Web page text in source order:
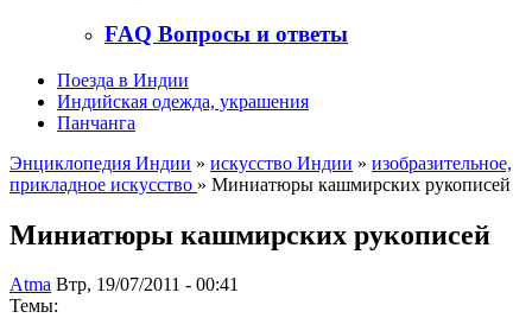
FAQ Вопросы и ответы
Поезда в Индии
Индийская одежда, украшения
Панчанга
Энциклопедия Индии » искусство Индии » изобразительное,
прикладное искусство » Миниатюры кашмирских рукописей
Миниатюры кашмирских рукописей
Atma Втр, 19/07/2011 - 00:41
Темы: